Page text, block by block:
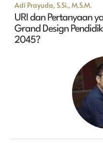
Adi Prayuda, S.Si., M.S.M.
URI dan Pertanyaan
Grand Design
2045?